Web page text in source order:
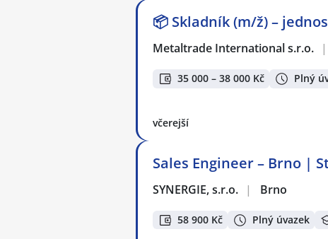
📦 Skladník (m/ž) –
Metaltrade International s.r.o. |
35 000 – 38 000 Kč Plný
včerejší
Sales Engineer – Brno |
SYNERGIE, s.r.o. | Brno
58 900 Kč Plný úvazek